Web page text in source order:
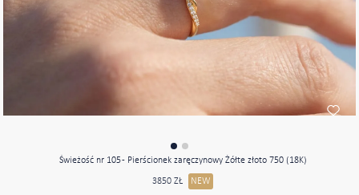
Świeżość nr 105 - Pierścionek zaręczynowy Żółte złoto 750 (18K)
3850 ZŁ NEW